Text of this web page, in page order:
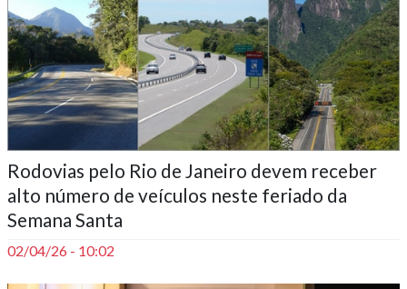
Rodovias pelo Rio de Janeiro devem receber
alto número de veículos neste feriado da
Semana Santa
02/04/26 - 10:02